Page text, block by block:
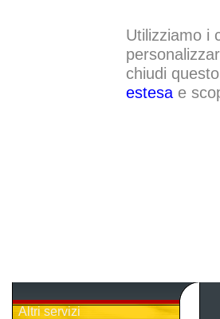
Utilizziamo i
chiudi
estesae
Altri servizi